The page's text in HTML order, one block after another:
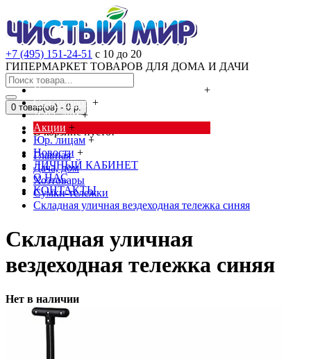
+7 (495) 151-24-51 с 10 до 20
ГИПЕРМАРКЕТ ТОВАРОВ ДЛЯ ДОМА И ДАЧИ
Cредства от насекомых и грызунов
+
Сад, огород +
Дача, дом +
Акции +
Юр. лицам +
Новости +
ЛИЧНЫЙ КАБИНЕТ
О НАС
КОНТАКТЫ
0 товар(ов) - 0 р.
В корзине пусто!
Главная
Дача, дом
Хозтовары
Сумки-тележки
Складная уличная вездеходная тележка синяя
Складная уличная
вездеходная тележка синяя
Нет в наличии